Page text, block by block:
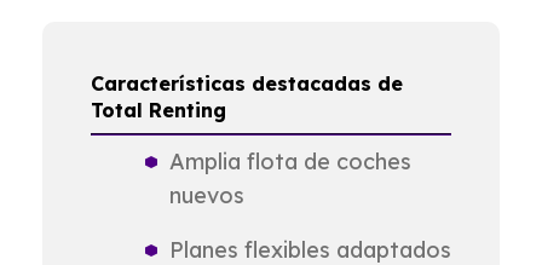
Características destacadas de
Total Renting
Amplia flota de coches
nuevos
Planes flexibles adaptados